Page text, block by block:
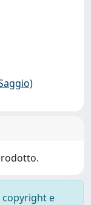
copyright e